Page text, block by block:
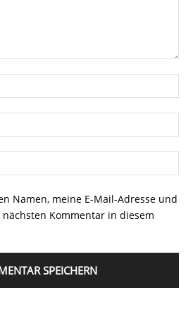
Namen, meine E-Mail-Adresse und
Kommentar in diesem